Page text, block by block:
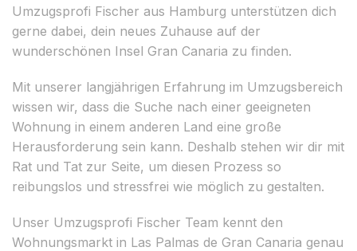
Umzugsprofi Fischer aus Hamburg unterstützen dich
gerne dabei, dein neues Zuhause auf der
wunderschönen Insel Gran Canaria zu finden.
Mit unserer langjährigen Erfahrung im Umzugsbereich
wissen wir, dass die Suche nach einer geeigneten
Wohnung in einem anderen Land eine große
Herausforderung sein kann. Deshalb stehen wir dir mit
Rat und Tat zur Seite, um diesen Prozess so
reibungslos und stressfrei wie möglich zu gestalten.
Unser Umzugsprofi Fischer Team kennt den
Wohnungsmarkt in Las Palmas de Gran Canaria genau